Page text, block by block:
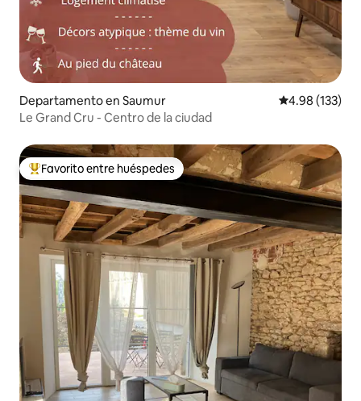
Departamento en Saumur Calificación
4.98 (133)
Le Grand Cru - Centro de la ciudad
De los mejores en Favorito entre huéspedes
Favorito entre huéspedes